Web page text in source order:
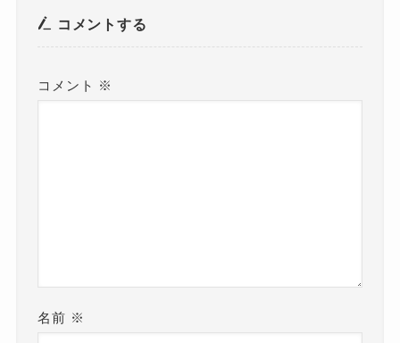
コメントする
コメント ※
名前 ※